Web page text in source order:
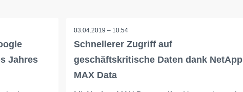
Jahres
03.04.2019 – 10:54
Schnellerer Zugriff auf
geschäftskritische Daten dank NetApp
MAX Data